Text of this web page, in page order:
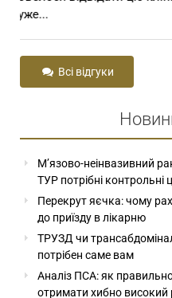
Всі відгуки
М’язово-неінвазивний
ТУР потрібні контрольні
Перекрут яєчка: чому
до приїзду в лікарню
ТРУЗД чи
потрібен саме вам
Аналіз ПСА: як
отримати хибно високий